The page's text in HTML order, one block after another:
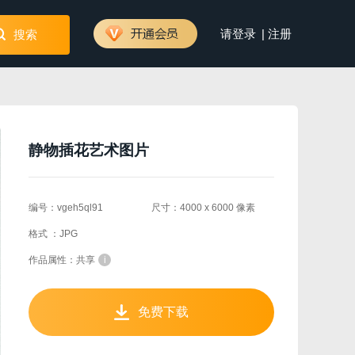
搜索 请登录 | 注册
静物插花艺术图片
编号：vgeh5ql91 尺寸：4000 x 6000 像素
格式 ：JPG
作品属性：共享 i
免费下载